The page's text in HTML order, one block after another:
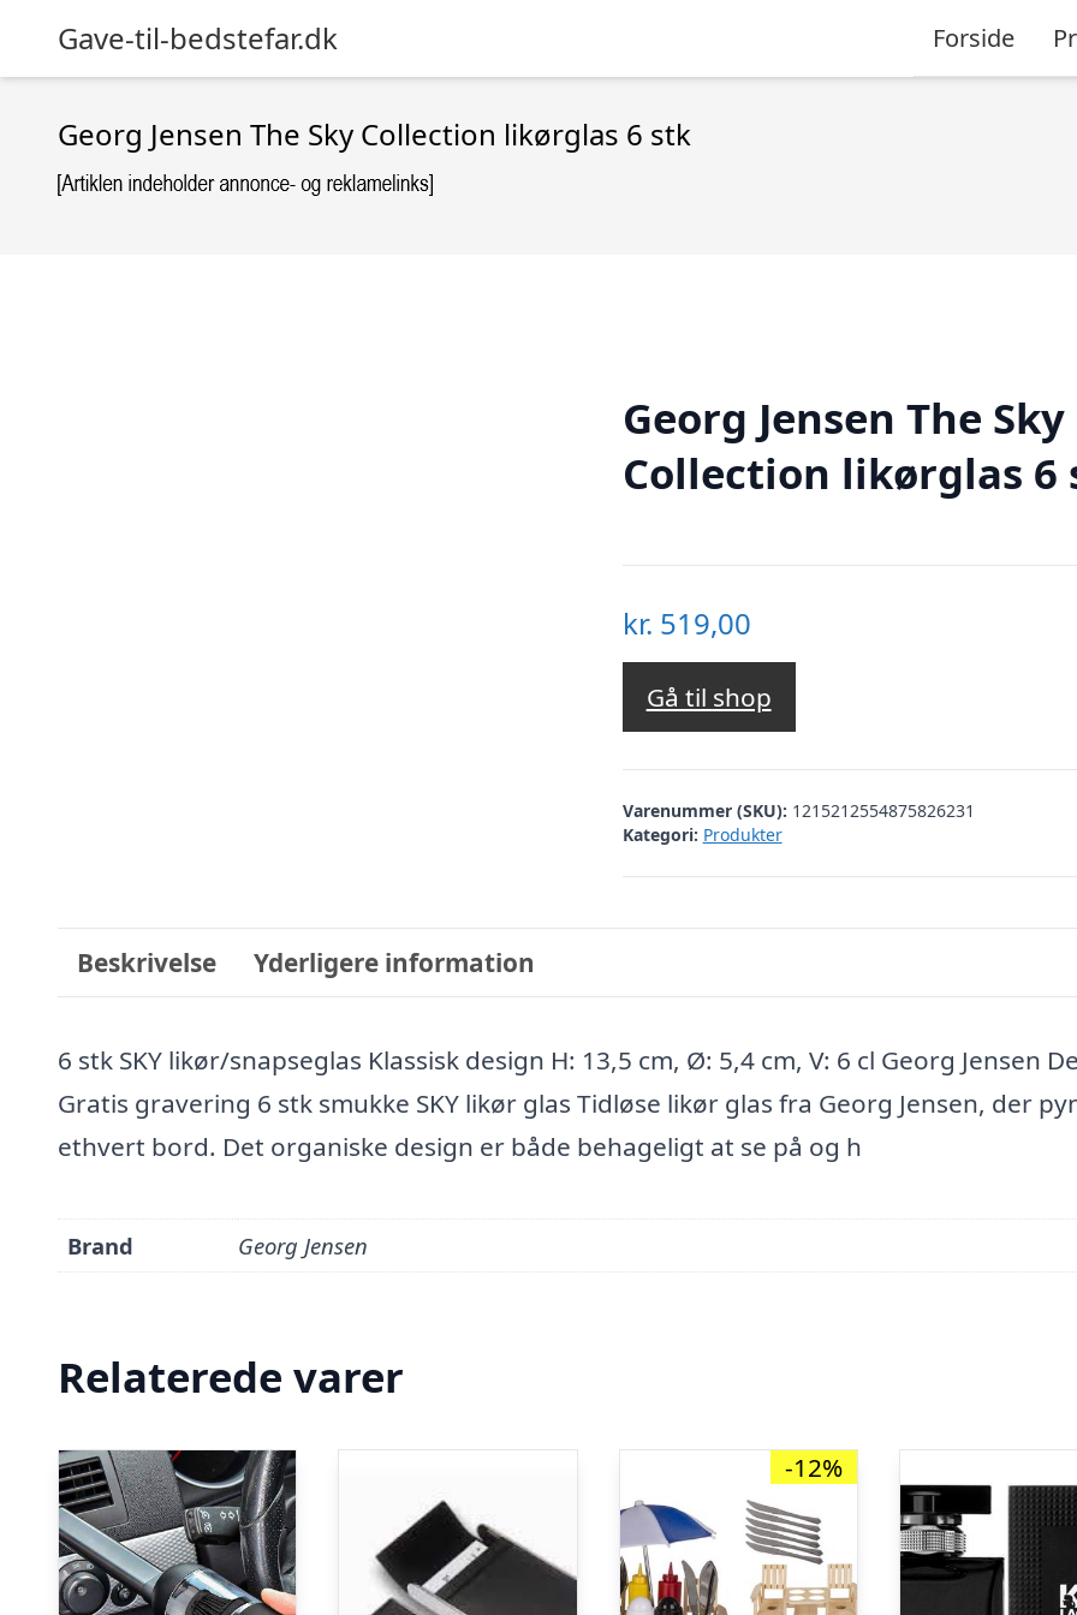
Gave-til-bedstefar.dk Forside
Georg Jensen The Sky Collection likørglas 6 stk
Georg Jensen The Sky
Collection likørglas 6
kr. 519,00
Gå til shop
Varenummer (SKU): 1215212554875826231
Kategori: Produkter
Beskrivelse Yderligere information
6 stk SKY likør/snapseglas Klassisk design H: 13,5 cm, Ø: 5,4 cm, V: 6 cl Georg Jensen
Gratis gravering 6 stk smukke SKY likør glas Tidløse likør glas fra Georg Jensen, der
ethvert bord. Det organiske design er både behageligt at se på og h
Brand Georg Jensen
Relaterede varer
-12%